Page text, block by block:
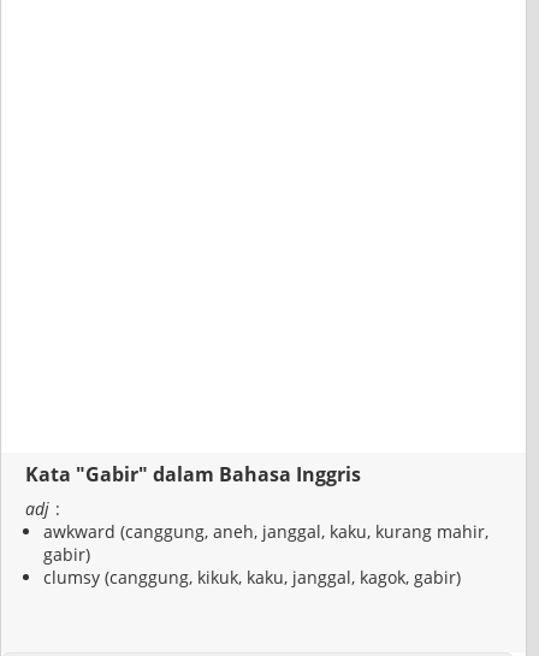
Kata "Gabir" dalam Bahasa Inggris
adj :
awkward (canggung, aneh, janggal, kaku, kurang mahir,
gabir)
clumsy (canggung, kikuk, kaku, janggal, kagok, gabir)